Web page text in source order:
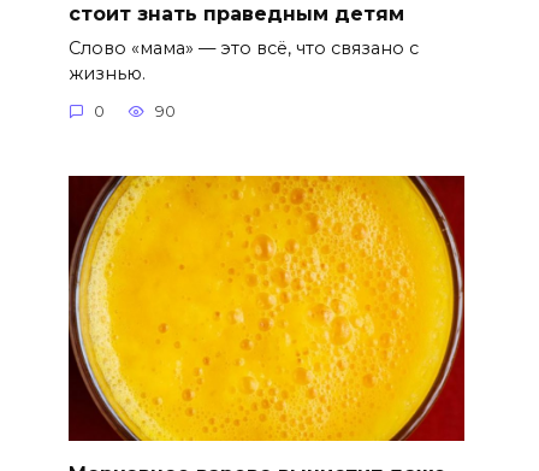
стоит знать праведным детям
Слово «мама» — это всё, что связано с
жизнью.
0 90